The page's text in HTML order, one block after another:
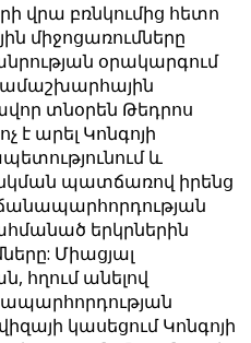
վրա բռնկումից հետո
միջոցառումները
օրակարգում
տնօրեն Թեդրոս
է արել Կոնգոյի
և
պատճառով իրենց
երկրներին
Միացյալ
հղում անելով
կասեցում Կոնգոյի